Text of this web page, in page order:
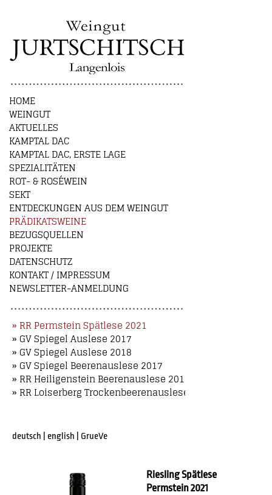
HOME
WEINGUT
AKTUELLES
KAMPTAL DAC
KAMPTAL DAC, ERSTE LAGE
SPEZIALITÄTEN
ROT- & ROSÉWEIN
SEKT
ENTDECKUNGEN AUS DEM WEINGUT
PRÄDIKATSWEINE
BEZUGSQUELLEN
PROJEKTE
DATENSCHUTZ
KONTAKT / IMPRESSUM
NEWSLETTER-ANMELDUNG
» RR Permstein Spätlese 2021
» GV Spiegel Auslese 2017
» GV Spiegel Auslese 2018
» GV Spiegel Beerenauslese 2017
» RR Heiligenstein Beerenauslese 2018
» RR Loiserberg Trockenbeerenauslese 2018
deutsch english GrueVe
Riesling Spätlese
Permstein 2021